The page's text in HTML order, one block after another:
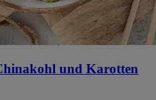
und Karotten